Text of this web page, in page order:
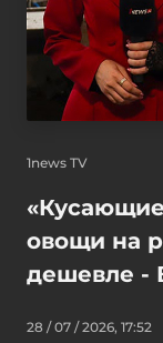
1news TV
овощи на
дешевле
28 / 07 / 2026, 17:52